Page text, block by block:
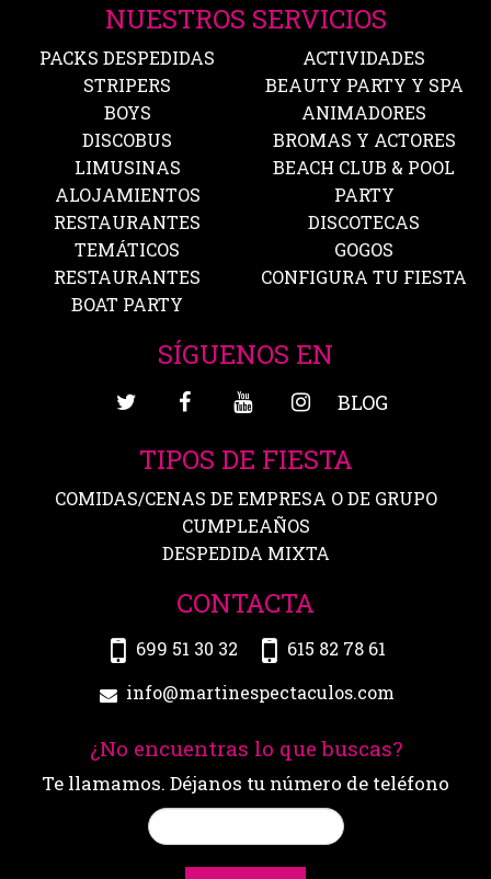
NUESTROS SERVICIOS
PACKS DESPEDIDAS
STRIPERS
BOYS
DISCOBUS
LIMUSINAS
ALOJAMIENTOS
RESTAURANTES
TEMÁTICOS
RESTAURANTES
BOAT PARTY
ACTIVIDADES
BEAUTY PARTY Y SPA
ANIMADORES
BROMAS Y ACTORES
BEACH CLUB & POOL
PARTY
DISCOTECAS
GOGOS
CONFIGURA TU FIESTA
SÍGUENOS EN
BLOG
TIPOS DE FIESTA
COMIDAS/CENAS DE EMPRESA O DE GRUPO
CUMPLEAÑOS
DESPEDIDA MIXTA
CONTACTA
699 51 30 32
615 82 78 61
info@martinespectaculos.com
¿No encuentras lo que buscas?
Te llamamos. Déjanos tu número de teléfono